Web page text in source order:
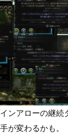
ンアローの継続
が変わるかも。